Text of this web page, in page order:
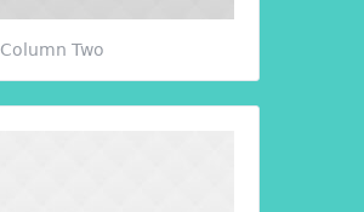
Column Two